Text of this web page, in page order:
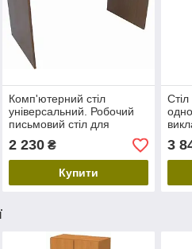
Комп'ютерний стіл
універсальний. Робочий
письмовий стіл для
ноутбука в офіс
2 230₴
Купити
3